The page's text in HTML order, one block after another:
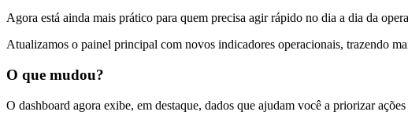
Agora está ainda mais prático para quem precisa agir rápido no dia a dia da
Atualizamos o painel principal com novos indicadores operacionais, trazendo
O que mudou?
O dashboard agora exibe, em destaque, dados que ajudam você a priorizar